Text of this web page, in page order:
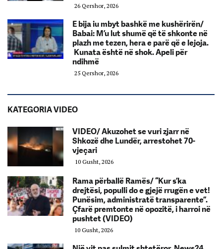
26 Qershor, 2026
E bija iu mbyt bashkë me kushërirën/
Babai: M’u lut shumë që të shkonte në
plazh me tezen, hera e parë që e lejoja.
Kunata është në shok. Apeli për
ndihmë
25 Qershor, 2026
KATEGORIA VIDEO
VIDEO/ Akuzohet se vuri zjarr në
Shkozë dhe Lundër, arrestohet 70-
vjeçari
10 Gusht, 2026
Rama përballë Ramës/ “Kur s’ka
drejtësi, populli do e gjejë rrugën e vet!
Punësim, administratë transparente”.
Çfarë premtonte në opozitë, i harroi në
pushtet (VIDEO)
10 Gusht, 2026